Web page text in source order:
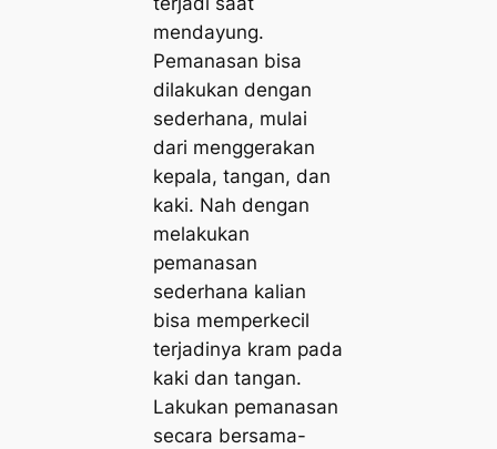
mendayung.
Pemanasan bisa
dilakukan dengan
sederhana, mulai
dari menggerakan
kepala, tangan, dan
kaki. Nah dengan
melakukan
pemanasan
sederhana kalian
bisa memperkecil
terjadinya kram pada
kaki dan tangan.
Lakukan pemanasan
secara bersama-